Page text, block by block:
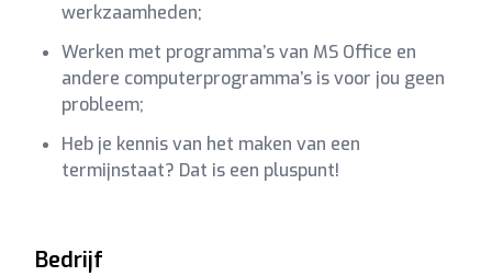
werkzaamheden;
Werken met programma’s van MS Office en
andere computerprogramma’s is voor jou geen
probleem;
Heb je kennis van het maken van een
termijnstaat? Dat is een pluspunt!
Bedrijf